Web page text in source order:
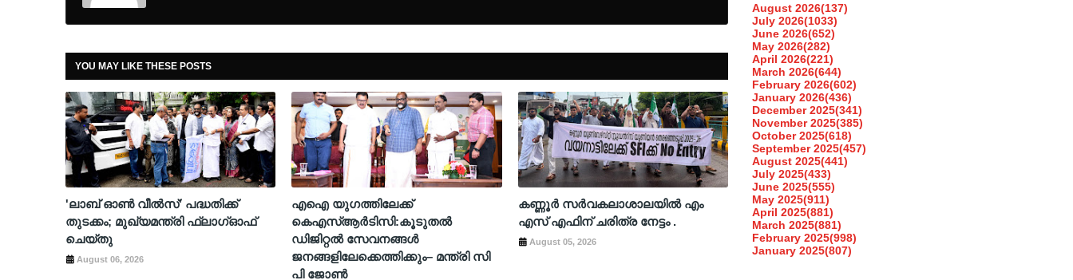
YOU MAY LIKE THESE POSTS
'ലാബ് ഓൺ വീൽസ്' പദ്ധതിക്ക്
തുടക്കം; മുഖ്യമന്ത്രി ഫ്ലാഗ്ഓഫ്
ചെയ്തു
August 06, 2026
എഐ യുഗത്തിലേക്ക്
കെഎസ്ആർടിസി:കൂടുതൽ
ഡിജിറ്റൽ സേവനങ്ങൾ
ജനങ്ങളിലേക്കെത്തിക്കും– മന്ത്രി സി
പി ജോൺ
കണ്ണൂർ സർവകലാശാലയിൽ എം
എസ് എഫിന് ചരിത്ര നേട്ടം .
August 05, 2026
August 2026(137)
July 2026(1033)
June 2026(652)
May 2026(282)
April 2026(221)
March 2026(644)
February 2026(602)
January 2026(436)
December 2025(341)
November 2025(385)
October 2025(618)
September 2025(457)
August 2025(441)
July 2025(433)
June 2025(555)
May 2025(911)
April 2025(881)
March 2025(881)
February 2025(998)
January 2025(807)